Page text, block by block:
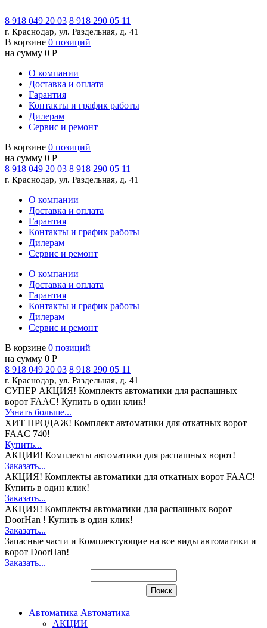
8 918 049 20 03 8 918 290 05 11
г. Краснодар, ул. Раздельная, д. 41
В корзине 0 позиций
на сумму 0 Р
О компании
Доставка и оплата
Гарантия
Контакты и график работы
Дилерам
Сервис и ремонт
В корзине 0 позиций
на сумму 0 Р
8 918 049 20 03 8 918 290 05 11
г. Краснодар, ул. Раздельная, д. 41
О компании
Доставка и оплата
Гарантия
Контакты и график работы
Дилерам
Сервис и ремонт
О компании
Доставка и оплата
Гарантия
Контакты и график работы
Дилерам
Сервис и ремонт
В корзине 0 позиций
на сумму 0 Р
8 918 049 20 03 8 918 290 05 11
г. Краснодар, ул. Раздельная, д. 41
СУПЕР АКЦИЯ! Комплектs автоматики для распашных
ворот FAAC! Купить в один клик!
Узнать больше...
ХИТ ПРОДАЖ! Комплект автоматики для откатных ворот
FAAC 740!
Купить...
АКЦИИ! Комплекты автоматики для распашных ворот!
Заказать...
АКЦИЯ! Комплекты автоматики для откатных ворот FAAC!
Купить в один клик!
Заказать...
АКЦИЯ! Комплекты автоматики для распашных ворот
DoorHan ! Купить в один клик!
Заказать...
Запасные части и Комплектующие на все виды автоматики и
ворот DoorHan!
Заказать...
Автоматика Автоматика
АКЦИИ